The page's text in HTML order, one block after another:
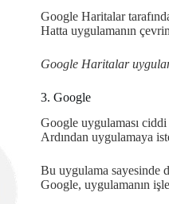
Google Haritalar
Hatta uygulamanın
Google Haritalar
3. Google
Google uygulaması
Ardından uygulamaya
Bu uygulama sayesinde
Google, uygulamanın